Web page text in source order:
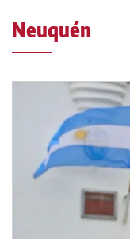
Neuquén